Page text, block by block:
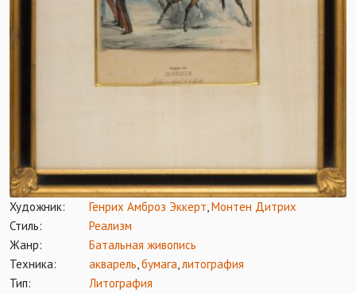
Художник: Генрих Амброз Эккерт,Монтен Дитрих
Стиль:
Реализм
Жанр:
Батальная живопись
Техника:
акварель,бумага,литография
Тип:
Литография